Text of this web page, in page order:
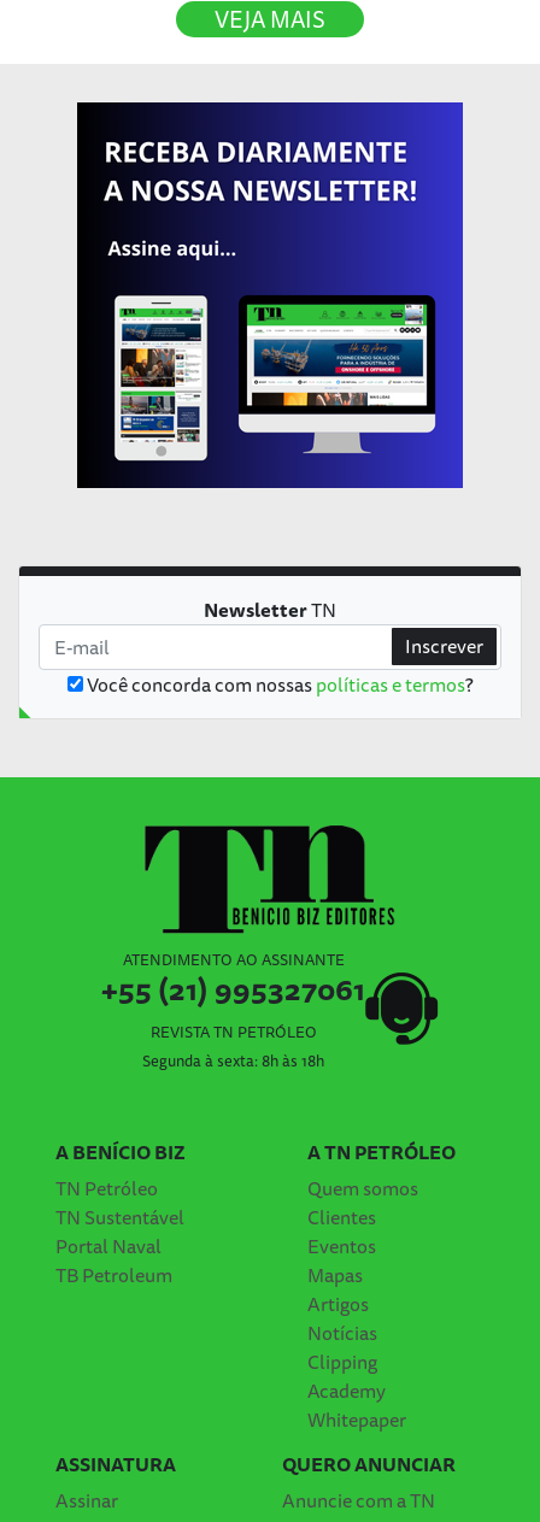
VEJA MAIS
NewsletterTN
Você concorda com nossaspolíticas e termos?
Inscrever
ATENDIMENTO AO ASSINANTE
+55 (21) 995327061
REVISTA TN PETRÓLEO
Segunda à sexta: 8h às 18h
A BENÍCIO BIZ
TN Petróleo
TN Sustentável
Portal Naval
TB Petroleum
A TN PETRÓLEO
Quem somos
Clientes
Eventos
Mapas
Artigos
Notícias
Clipping
Academy
Whitepaper
ASSINATURA
Assinar
QUERO ANUNCIAR
Anuncie com a TN